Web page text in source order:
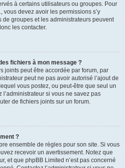
à certains utilisateurs ou groupes. Pour
vous devez avoir les permissions s’y
groupes et les administrateurs peuvent
les contacter.
fichiers à mon message ?
joints peut être accordée par forum, par
peut ne pas avoir autorisé l’ajout de
vous postez, ou peut-être que seul un
si vous ne savez pas
de fichiers joints sur un forum.
?
ensemble de règles pour son site. Si vous
recevoir un avertissement. Notez que
et que phpBB Limited n’est pas concerné